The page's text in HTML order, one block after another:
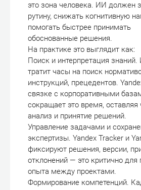
это зона человека. ИИ должен
рутину, снижать когнитивную
помогать быстрее принимать
обоснованные решения.
На практике это выглядит как:
Поиск и интерпретация
тратит часы на поиск
инструкций, прецедентов.
связке с корпоративными
сокращает это время, оставляя
анализ и принятие решений.
Управление задачами и
экспертизы. Yandex Tracker и
фиксируют решения, версии,
отклонений — это критично для
опыта между проектами.
Формирование компетенций.